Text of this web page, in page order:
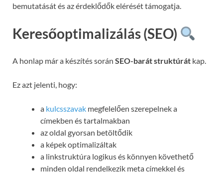
bemutatását és az érdeklődők elérését támogatja.
Keresőoptimalizálás (SEO)
A honlap már a készítés során SEO-barát struktúrát kap.
Ez azt jelenti, hogy:
a kulcsszavak megfelelően szerepelnek a
címekben és tartalmakban
az oldal gyorsan betöltődik
a képek optimalizáltak
a linkstruktúra logikus és könnyen követhető
minden oldal rendelkezik meta címekkel és